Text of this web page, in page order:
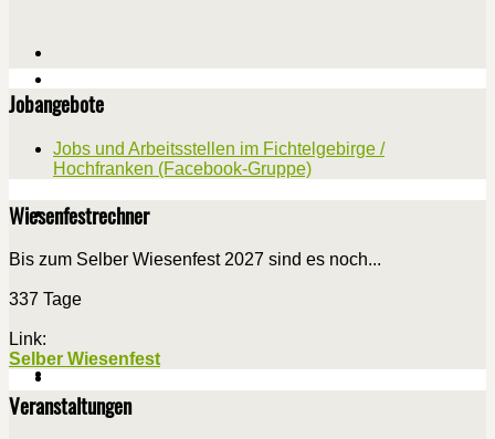
Jobangebote
Jobs und Arbeitsstellen im Fichtelgebirge /
Hochfranken (Facebook-Gruppe)
Wiesenfestrechner
Bis zum Selber Wiesenfest 2027 sind es noch...
337 Tage
Link:
Selber Wiesenfest
Veranstaltungen